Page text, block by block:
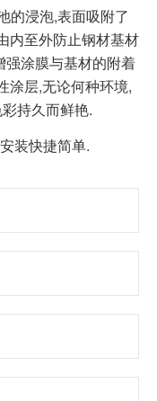
浸泡,表面吸附了
内至外防止钢材基材
涂膜与基材的附着
涂层,无论何种环境,
持久而鲜艳.
装快捷简单.